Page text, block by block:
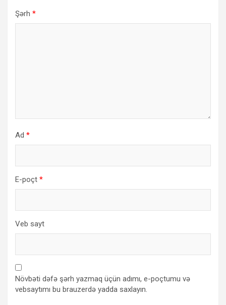
Şərh *
Ad *
E-poçt *
Veb sayt
Növbəti dəfə şərh yazmaq üçün adımı, e-poçtumu və
vebsaytımı bu brauzerdə yadda saxlayın.